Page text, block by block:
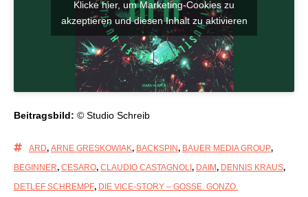
Klicke hier, um Marketing-Cookies zu
akzeptieren und diesen Inhalt zu aktivieren
Beitragsbild: © Studio Schreib
ARD, ARNE GRESKOWIAK, BACKSPIN, BAUER MEDIA GROUP,
BEGINNER, CESARO, CLAUDIO CASTAGNOLI , DAIM, DENNIS KRAUS,
DETLEF SCHREMPF, DIE VICE-STORY – GOSSE. GONZO.